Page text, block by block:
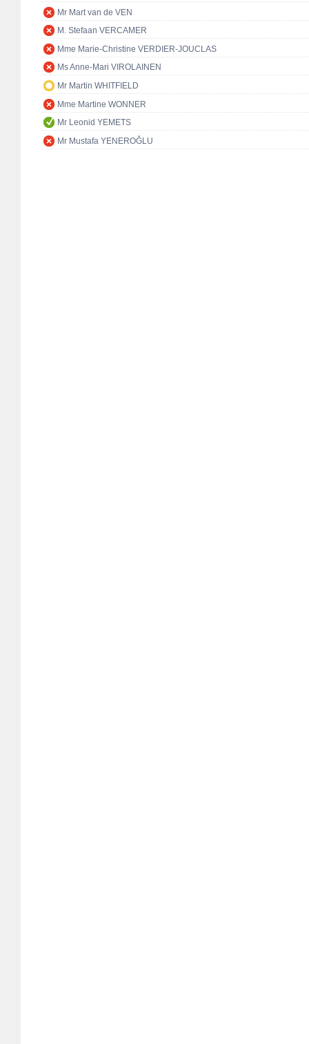
Mr Mart van de VEN
M. Stefaan VERCAMER
Mme Marie-Christine VERDIER-JOUCLAS
Ms Anne-Mari VIROLAINEN
Mr Martin WHITFIELD
Mme Martine WONNER
Mr Leonid YEMETS
Mr Mustafa YENEROĞLU